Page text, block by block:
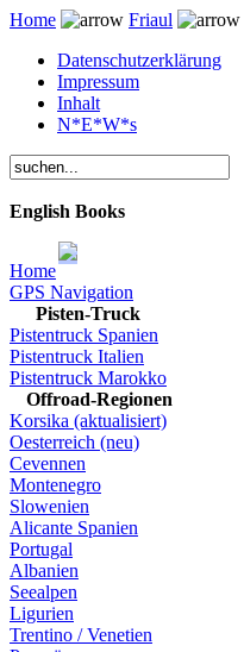
Home Friaul
Datenschutzerklärung
Impressum
Inhalt
N*E*W*s
English Books
Home
GPS Navigation
Pisten-Truck
Pistentruck Spanien
Pistentruck Italien
Pistentruck Marokko
Offroad-Regionen
Korsika (aktualisiert)
Oesterreich (neu)
Cevennen
Montenegro
Slowenien
Alicante Spanien
Portugal
Albanien
Seealpen
Ligurien
Trentino / Venetien